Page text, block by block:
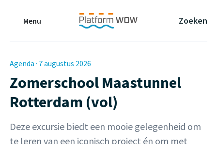
Menu
Zoeken
Agenda · 7 augustus 2026
Zomerschool Maastunnel
Rotterdam (vol)
Deze excursie biedt een mooie gelegenheid om
te leren van een iconisch project én om met